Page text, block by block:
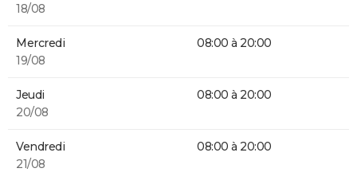
18/08
Mercredi
19/08
08:00 à 20:00
Jeudi
20/08
08:00 à 20:00
Vendredi
21/08
08:00 à 20:00